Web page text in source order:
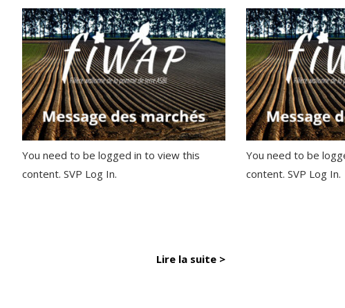
You need to be logged in to view this
content. SVP Log In.
Lire la suite >
You need to be
content. SVP Log In.